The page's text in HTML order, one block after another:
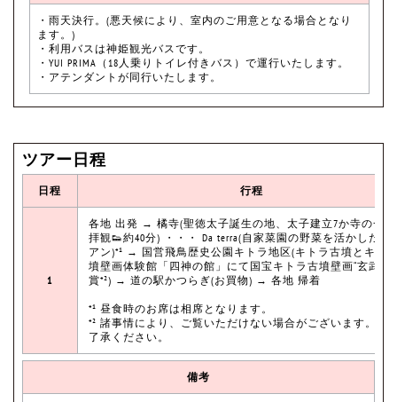
・雨天決行。(悪天候により、室内のご用意となる場合となり
ます。)
・利用バスは神姫観光バスです。
・YUI PRIMA（18人乗りトイレ付きバス）で運行いたします。
・アテンダントが同行いたします。
ツアー日程
日程 行程
1
各地 出発 → 橘寺(聖徳太子誕生の地、太子建立7か寺の一
拝観👟約40分) ・・・ Da terra(自家菜園の野菜を活かしたイ
アン)*¹ → 国営飛鳥歴史公園キトラ地区(キトラ古墳とキト
墳壁画体験館「四神の館」にて国宝キトラ古墳壁画“玄武”
賞*²) → 道の駅かつらぎ(お買物) → 各地 帰着
*¹ 昼食時のお席は相席となります。
*² 諸事情により、ご覧いただけない場合がございます。予
了承ください。
備考